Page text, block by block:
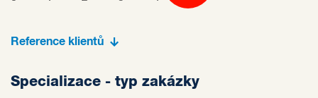
Reference klientů
Specializace - typ zakázky